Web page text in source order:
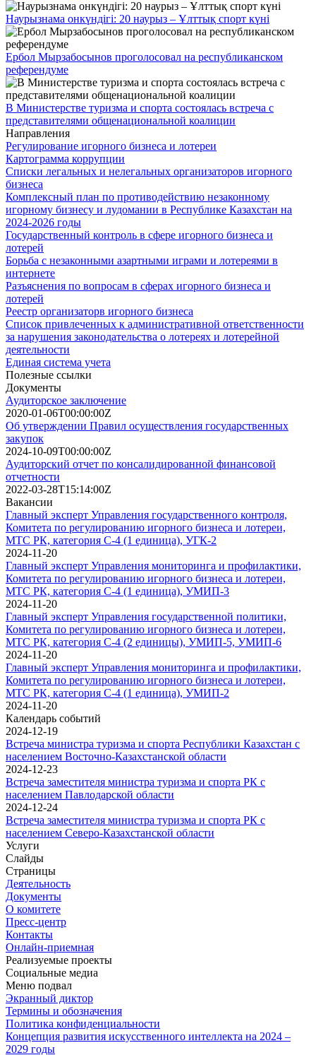
Наурызнама онкүндігі: 20 наурыз – Ұлттық спорт күні
Ербол Мырзабосынов проголосовал на республиканском
референдуме
В Министерстве туризма и спорта состоялась встреча с
представителями общенациональной коалиции
Направления
Регулирование игорного бизнеса и лотереи
Картограмма коррупции
Списки легальных и нелегальных организаторов игорного
бизнеса
Комплексный план по противодействию незаконному
игорному бизнесу и лудомании в Республике Казахстан на
2024-2026 годы
Государственный контроль в сфере игорного бизнеса и
лотерей
Борьба с незаконными азартными играми и лотереями в
интернете
Разъяснения по вопросам в сферах игорного бизнеса и
лотерей
Реестр организаторв игорного бизнеса
Список привлеченных к административной ответственности
за нарушения законодательства о лотереях и лотерейной
деятельности
Единая система учета
Полезные ссылки
Документы
Аудиторское заключение
2020-01-06T00:00:00Z
Об утверждении Правил осуществления государственных
закупок
2024-10-09T00:00:00Z
Аудиторский отчет по консалидированной финансовой
отчетности
2022-03-28T15:14:00Z
Вакансии
Главный эксперт Управления государственного контроля,
Комитета по регулированию игорного бизнеса и лотереи,
МТС РК, категория C-4 (1 единица), УГК-2
2024-11-20
Главный эксперт Управления мониторинга и профилактики,
Комитета по регулированию игорного бизнеса и лотереи,
МТС РК, категория C-4 (1 единица), УМИП-3
2024-11-20
Главный эксперт Управления государственной политики,
Комитета по регулированию игорного бизнеса и лотереи,
МТС РК, категория C-4 (2 единицы), УМИП-5, УМИП-6
2024-11-20
Главный эксперт Управления мониторинга и профилактики,
Комитета по регулированию игорного бизнеса и лотереи,
МТС РК, категория C-4 (1 единица), УМИП-2
2024-11-20
Календарь событий
2024-12-19
Встреча министра туризма и спорта Республики Казахстан с
населением Восточно-Казахстанской области
2024-12-23
Встреча заместителя министра туризма и спорта РК с
населением Павлодарской области
2024-12-24
Встреча заместителя министра туризма и спорта РК с
населением Северо-Казахстанской области
Услуги
Слайды
Страницы
Деятельность
Документы
О комитете
Пресс-центр
Контакты
Онлайн-приемная
Реализуемые проекты
Социальные медиа
Меню подвал
Экранный диктор
Термины и обозначения
Политика конфиденциальности
Концепция развития искусственного интеллекта на 2024 –
2029 годы